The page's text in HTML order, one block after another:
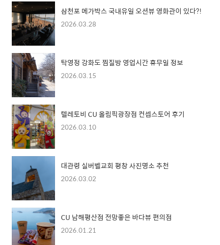
삼천포 메가박스 국내유일 오션뷰 영화관이 있다?!
2026.03.28
탁영정 강화도 찜질방 영업시간 휴무일 정보
2026.03.15
텔레토비 CU 올림픽광장점 컨셉스토어 후기
2026.03.10
대관령 실버벨교회 평창 사진명소 추천
2026.03.02
CU 남해평산점 전망좋은 바다뷰 편의점
2026.01.21